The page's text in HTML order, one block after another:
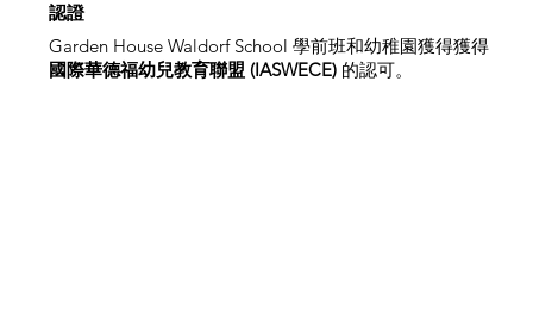
認證
Garden House Waldorf School 學前班和幼稚園獲得獲得
國際華德福幼兒教育聯盟 (IASWECE) 的認可。